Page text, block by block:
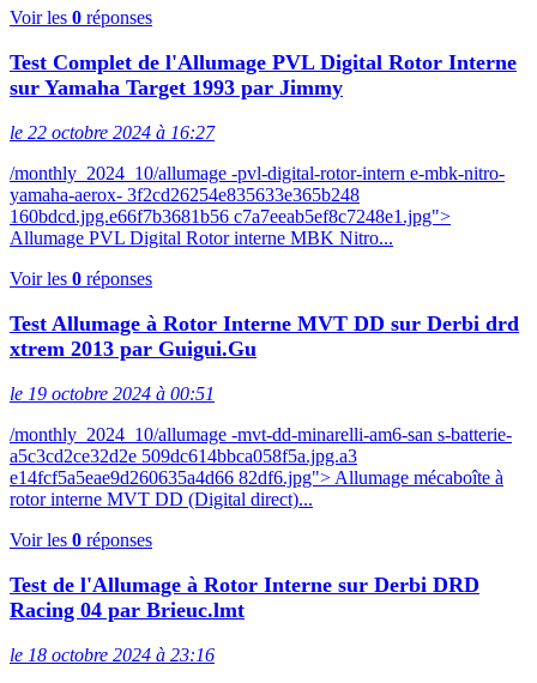
Voir les 0 réponses
Test Complet de l'Allumage PVL Digital Rotor Interne
sur Yamaha Target 1993 par Jimmy
le 22 octobre 2024 à 16:27
/monthly_2024_10/allumage -pvl-digital-rotor-intern e-mbk-nitro-
yamaha-aerox- 3f2cd26254e835633e365b248
160bdcd.jpg.e66f7b3681b56 c7a7eeab5ef8c7248e1.jpg">
Allumage PVL Digital Rotor interne MBK Nitro...
Voir les 0 réponses
Test Allumage à Rotor Interne MVT DD sur Derbi drd
xtrem 2013 par Guigui.Gu
le 19 octobre 2024 à 00:51
/monthly_2024_10/allumage -mvt-dd-minarelli-am6-san s-batterie-
a5c3cd2ce32d2e 509dc614bbca058f5a.jpg.a3
e14fcf5a5eae9d260635a4d66 82df6.jpg"> Allumage mécaboîte à
rotor interne MVT DD (Digital direct)...
Voir les 0 réponses
Test de l'Allumage à Rotor Interne sur Derbi DRD
Racing 04 par Brieuc.lmt
le 18 octobre 2024 à 23:16